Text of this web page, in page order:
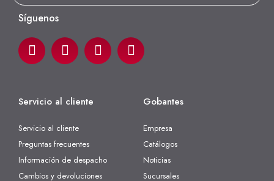
Síguenos
Servicio al cliente
Servicio al cliente
Preguntas frecuentes
Información de despacho
Cambios y devoluciones
Gobantes
Empresa
Catálogos
Noticias
Sucursales